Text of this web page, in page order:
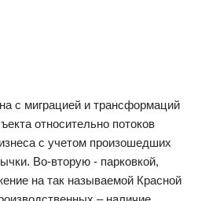
с миграцией и трансформаций
относительно потоков
с учетом произошедших
Во-вторую - парковкой,
на так называемой Красной